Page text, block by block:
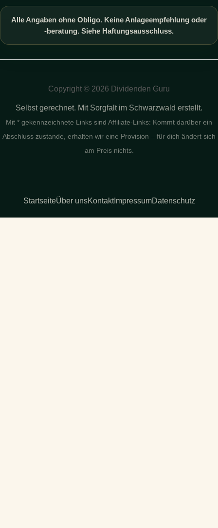
Alle Angaben ohne Obligo. Keine Anlageempfehlung oder
-beratung. Siehe Haftungsausschluss.
Copyright © 2026 Dividenden Guru
Selbst gerechnet. Mit Sorgfalt im Schwarzwald erstellt.
Mit * gekennzeichnete Links sind Affiliate-Links: Kommt darüber ein
Abschluss zustande, erhalten wir eine Provision – für dich ändert sich
am Preis nichts.
StartseiteÜber unsKontaktImpressumDatenschutz